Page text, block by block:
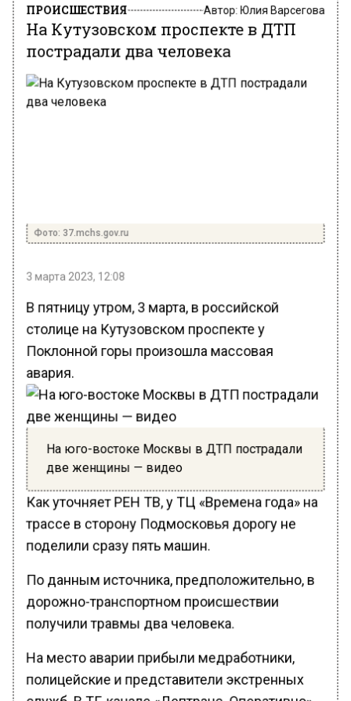
ПРОИСШЕСТВИЯ Автор:Юлия Варсегова
На Кутузовском проспекте в ДТП
пострадали два человека
Фото: 37.mchs.gov.ru
3 марта 2023, 12:08
В пятницу утром, 3 марта, в российской
столице на Кутузовском проспекте у
Поклонной горы произошла массовая
авария.
На юго-востоке Москвы в ДТП пострадали
две женщины — видео
Как уточняет РЕН ТВ, у ТЦ «Времена года» на
трассе в сторону Подмосковья дорогу не
поделили сразу пять машин.
По данным источника, предположительно, в
дорожно-транспортном происшествии
получили травмы два человека.
На место аварии прибыли медработники,
полицейские и представители экстренных